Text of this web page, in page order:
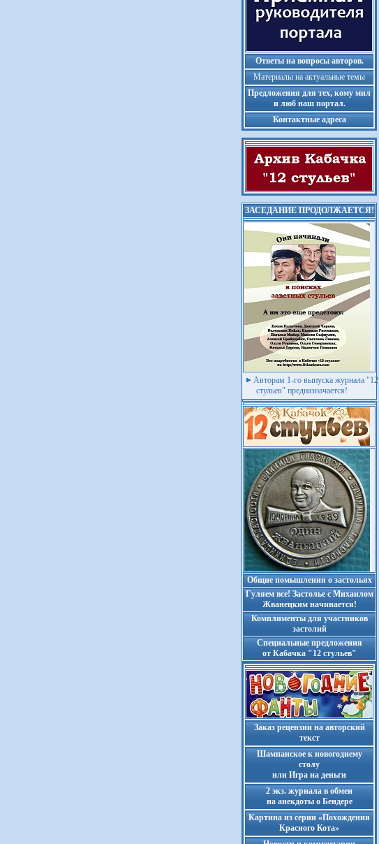
Ответы на вопросы авторов.
Материалы на актуальные темы
Предложения для тех, кому мил
и люб наш портал.
Контактные адреса
ЗАСЕДАНИЕ ПРОДОЛЖАЕТСЯ!
Авторам 1-го выпуска журнала "12
стульев" предназначается!
Общие помышления о застольях
Гуляем все! Застолье с Михаилом
Жванецким начинается!
Комплименты для участников
застолий
Cпециальные предложения
от Кабачка "12 стульев"
Заказ рецензии на авторский
текст
Шампанское к новогоднему
столу
или Игра на деньги
2 экз. журнала в обмен
на анекдоты о Бендере
Картина из серии «Похождения
Красного Кота»